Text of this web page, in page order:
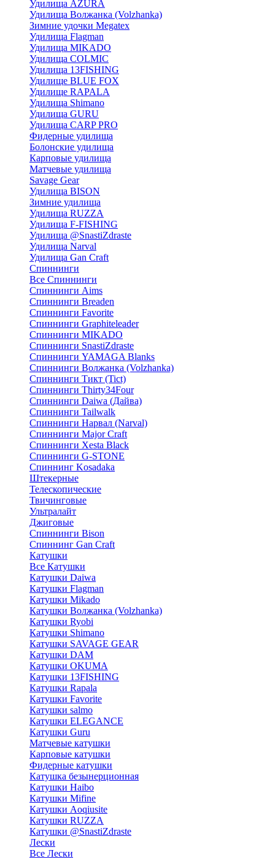
Удилища AZURA
Удилища Волжанка (Volzhanka)
Зимние удочки Megatex
Удилища Flagman
Удилища MIKADO
Удилища COLMIC
Удилища 13FISHING
Удилище BLUE FOX
Удилище RAPALA
Удилища Shimano
Удилища GURU
Удилища CARP PRO
Фидерные удилища
Болонские удилища
Карповые удилища
Матчевые удилища
Savage Gear
Удилища BISON
Зимние удилища
Удилища RUZZA
Удилища F-FISHING
Удилища @SnastiZdraste
Удилища Narval
Удилища Gan Craft
Спиннинги
Все Спиннинги
Спиннинги Aims
Спиннинги Breaden
Спиннинги Favorite
Спиннинги Graphiteleader
Спиннинги MIKADO
Спиннинги SnastiZdraste
Спиннинги YAMAGA Blanks
Спиннинги Волжанка (Volzhanka)
Спиннинги Тикт (Tict)
Спиннинги Thirty34Four
Спиннинги Daiwa (Дайва)
Спиннинги Tailwalk
Спиннинги Нарвал (Narval)
Спиннинги Major Craft
Спиннинги Xesta Black
Спиннинги G-STONE
Спиннинг Kosadaka
Штекерные
Телескопические
Твичинговые
Ультралайт
Джиговые
Спиннинги Bison
Спиннинг Gan Craft
Катушки
Все Катушки
Катушки Daiwa
Катушки Flagman
Катушки Mikado
Катушки Волжанка (Volzhanka)
Катушки Ryobi
Катушки Shimano
Катушки SAVAGE GEAR
Катушки DAM
Катушки OKUMA
Катушки 13FISHING
Катушки Rapala
Катушки Favorite
Катушки salmo
Катушки ELEGANCE
Катушки Guru
Матчевые катушки
Карповые катушки
Фидерные катушки
Катушка безынерционная
Катушки Haibo
Катушки Mifine
Катушки Aoqiusite
Катушки RUZZA
Катушки @SnastiZdraste
Лески
Все Лески